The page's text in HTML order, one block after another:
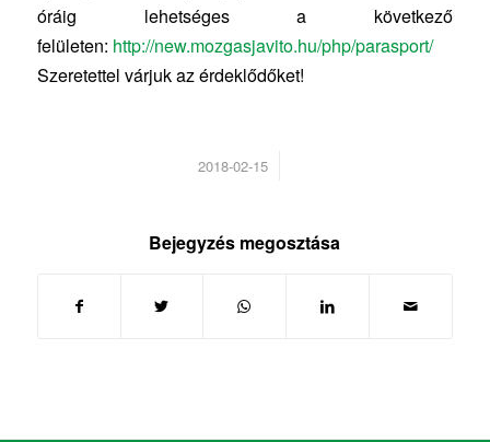
óráig lehetséges a következő
felületen: http://new.mozgasjavito.hu/php/parasport/
Szeretettel várjuk az érdeklődőket!
2018-02-15
/
Bejegyzés megosztása